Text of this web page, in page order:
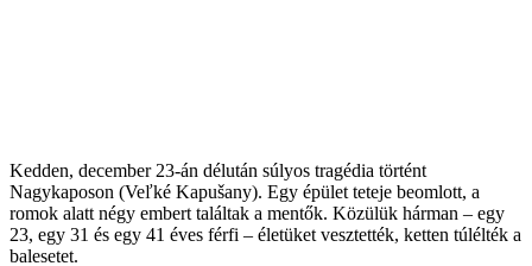
Kedden, december 23-án délután súlyos tragédia történt
Nagykaposon (Veľké Kapušany). Egy épület teteje beomlott, a
romok alatt négy embert találtak a mentők. Közülük hárman – egy
23, egy 31 és egy 41 éves férfi – életüket vesztették, ketten túlélték a
balesetet.